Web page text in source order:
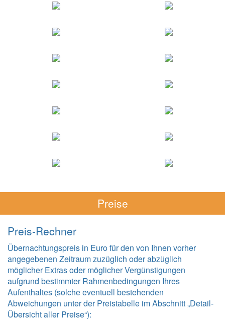
Preise
Preis-Rechner
Übernachtungspreis in Euro für den von Ihnen vorher
angegebenen Zeitraum zuzüglich oder abzüglich
möglicher Extras oder möglicher Vergünstigungen
aufgrund bestimmter Rahmenbedingungen Ihres
Aufenthaltes (solche eventuell bestehenden
Abweichungen unter der Preistabelle im Abschnitt „Detail-
Übersicht aller Preise“):